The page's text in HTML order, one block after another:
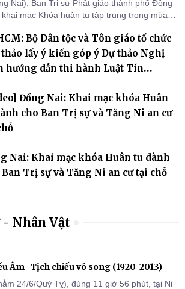
Nai), Ban Trị sự Phật giáo thành phố Đồng
mạc Khóa huân tu tập trung trong mùa
và trường hạ chùa Quốc Ân Khải Tường.
Bộ Dân tộc và Tôn giáo tổ chức
lấy ý kiến góp ý Dự thảo Nghị
hướng dẫn thi hành Luật Tín
Đồng Nai: Khai mạc khóa Huân
cho Ban Trị sự và Tăng Ni an cư
Nai: Khai mạc khóa Huân tu dành
Ban Trị sự và Tăng Ni an cư tại chỗ
- Nhân Vật
Âm- Tịch chiếu vô song (1920-2013)
24/6/Quý Tỵ), đúng 11 giờ 56 phút, tại Ni